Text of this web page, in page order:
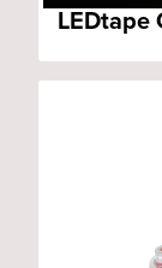
LEDtape